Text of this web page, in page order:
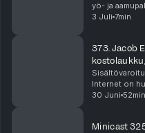
yö- ja
hyviä
3 Juli 7min
373. Jacob
Granden
Internet on
on vahva
30 Juni 52min
Minicast